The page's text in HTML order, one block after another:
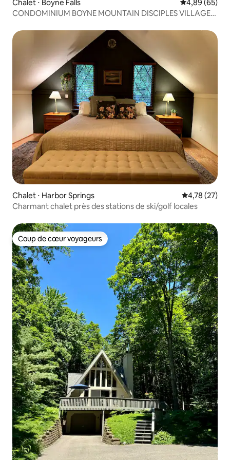
Chalet ⋅ Boyne Falls Évaluation
4,89 (65)
CONDOMINIUM BOYNE MOUNTAIN DISCIPLES VILLAGE
Chalet ⋅ Harbor Springs Évaluation
4,78 (27)
Charmant chalet près des stations de ski/golf locales
Coup de cœur voyageurs
Coup de cœur voyageurs